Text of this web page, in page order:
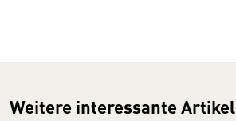
Weitere interessante Artikel